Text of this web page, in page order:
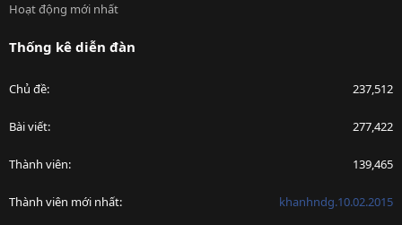
Hoạt động mới nhất
Thống kê diễn đàn
Chủ đề 237,512
Bài viết 277,422
Thành viên 139,465
Thành viên mới nhất khanhndg.10.02.2015